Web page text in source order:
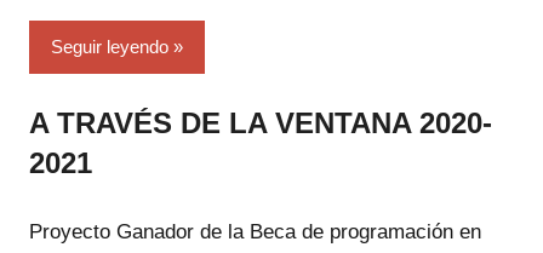
Seguir leyendo
A TRAVÉS DE LA VENTANA 2020-
2021
Proyecto Ganador de la Beca de programación en